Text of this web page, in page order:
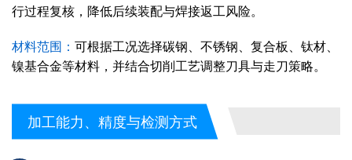
行过程复核，降低后续装配与焊接返工风险。
材料范围： 可根据工况选择碳钢、不锈钢、复合板、钛材、
镍基合金等材料，并结合切削工艺调整刀具与走刀策略。
加工能力、精度与检测方式